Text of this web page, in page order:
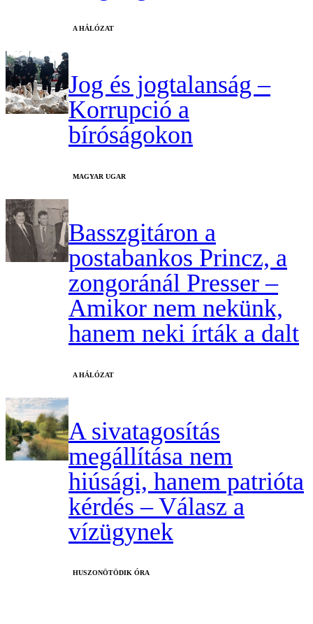
A HÁLÓZAT
Jog és jogtalanság –
Korrupció a
bíróságokon
MAGYAR UGAR
Basszgitáron a
postabankos Princz, a
zongoránál Presser –
Amikor nem nekünk,
hanem neki írták a dalt
A HÁLÓZAT
A sivatagosítás
megállítása nem
hiúsági, hanem patrióta
kérdés – Válasz a
vízügynek
HUSZONÖTÖDIK ÓRA